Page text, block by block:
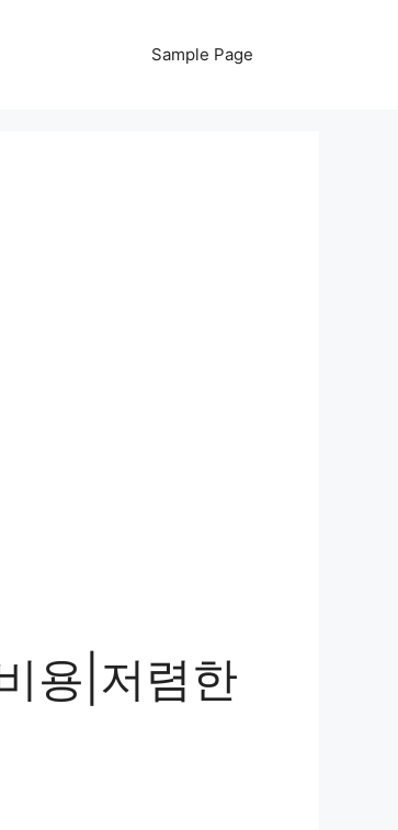
Sample Page
용|저렴한